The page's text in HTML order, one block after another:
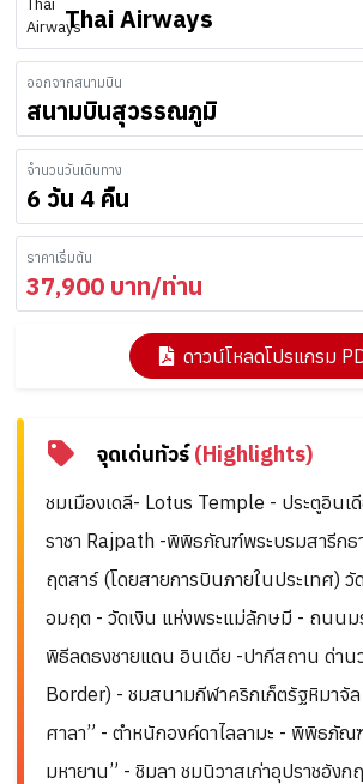
Thai Airways
ออกจากสนามบิน
สนามบินสุวรรณภูมิ
จำนวนวันเดินทาง
6 วัน 4 คืน
ราคาเริ่มต้น
37,900 บาท/ท่าน
ดาวน์โหลดโปรแกรม
จุดเด่นทัวร์(Highlights)
ชมเมืองเดลี- Lotus Temple - ประตูอินเ
ราชา Rajpath -พิพิธภัณฑ์พระบรมสารีกธ
ฤตสาร์ (โดยสายการบินภายในประเทศ) วั
อมฤต - วัดเงิน แห่งพระแม่ลักษมี - ถนนม
พิธีลดธงชายแดน อินเดีย -ปากีสถาน ด่าน
Border) - ชมสนามกีฬาคริกเก็ตรัฐหิมาจัล
ศาลา” - ตําหนักองค์ดาไลลามะ - พิพิธภัณ
มหายาน” - ชิมลา ชมนิวาสเก่าอุปราชอัง